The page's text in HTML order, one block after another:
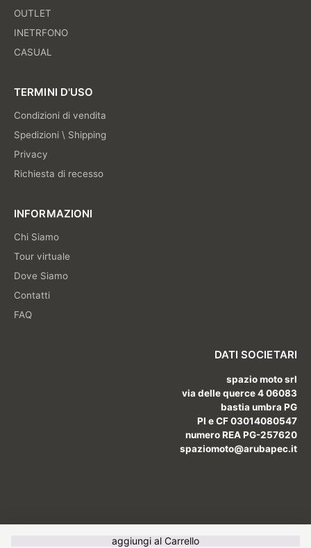
aggiungi al Carrello
OUTLET
INETRFONO
CASUAL
TERMINI D'USO
Condizioni di vendita
Spedizioni \ Shipping
Privacy
Richiesta di recesso
INFORMAZIONI
Chi Siamo
Tour virtuale
Dove Siamo
Contatti
FAQ
DATI SOCIETARI
spazio moto srl
via delle querce 4 06083
bastia umbra PG
PI e CF 03014080547
numero REA PG-257620
spaziomoto@arubapec.it